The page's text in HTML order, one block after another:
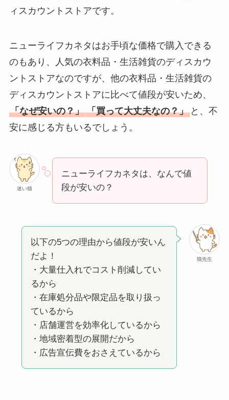
ィスカウントストアです。
ニューライフカネタはお手頃な価格で購入できる
のもあり、人気の衣料品・生活雑貨のディスカウ
ントストアなのですが、他の衣料品・生活雑貨の
ディスカウントストアに比べて値段が安いため、
「なぜ安いの？」 「買って大丈夫なの？」 と、不
安に感じる方もいるでしょう。
迷い猫
ニューライフカネタは、なんで値
段が安いの？
猫先生
以下の5つの理由から値段が安いん
だよ！
・大量仕入れでコスト削減してい
るから
・在庫処分品や限定品を取り扱っ
ているから
・店舗運営を効率化しているから
・地域密着型の展開だから
・広告宣伝費をおさえているから